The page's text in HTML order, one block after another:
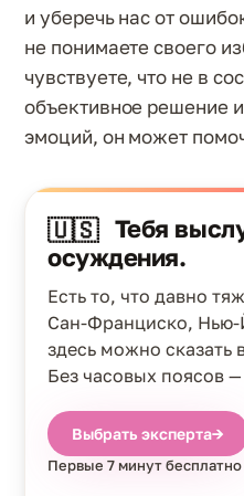
и уберечь нас от
не понимаете своего
чувствуете, что не в
объективное решение
эмоций, он может
🇺🇸 Тебя
осуждения.
Есть то, что давно
Сан-Франциско,
здесь можно сказать
Без часовых поясов
Выбрать эксперта→
Первые 7 минут бесплатно